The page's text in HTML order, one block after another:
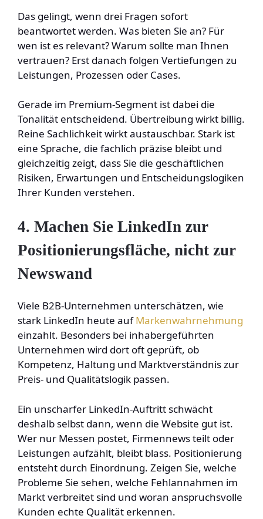
Das gelingt, wenn drei Fragen sofort
beantwortet werden. Was bieten Sie an? Für
wen ist es relevant? Warum sollte man Ihnen
vertrauen? Erst danach folgen Vertiefungen zu
Leistungen, Prozessen oder Cases.
Gerade im Premium-Segment ist dabei die
Tonalität entscheidend. Übertreibung wirkt billig.
Reine Sachlichkeit wirkt austauschbar. Stark ist
eine Sprache, die fachlich präzise bleibt und
gleichzeitig zeigt, dass Sie die geschäftlichen
Risiken, Erwartungen und Entscheidungslogiken
Ihrer Kunden verstehen.
4. Machen Sie LinkedIn zur
Positionierungsfläche, nicht zur
Newswand
Viele B2B-Unternehmen unterschätzen, wie
stark LinkedIn heute aufMarkenwahrnehmung
einzahlt. Besonders bei inhabergeführten
Unternehmen wird dort oft geprüft, ob
Kompetenz, Haltung und Marktverständnis zur
Preis- und Qualitätslogik passen.
Ein unscharfer LinkedIn-Auftritt schwächt
deshalb selbst dann, wenn die Website gut ist.
Wer nur Messen postet, Firmennews teilt oder
Leistungen aufzählt, bleibt blass. Positionierung
entsteht durch Einordnung. Zeigen Sie, welche
Probleme Sie sehen, welche Fehlannahmen im
Markt verbreitet sind und woran anspruchsvolle
Kunden echte Qualität erkennen.